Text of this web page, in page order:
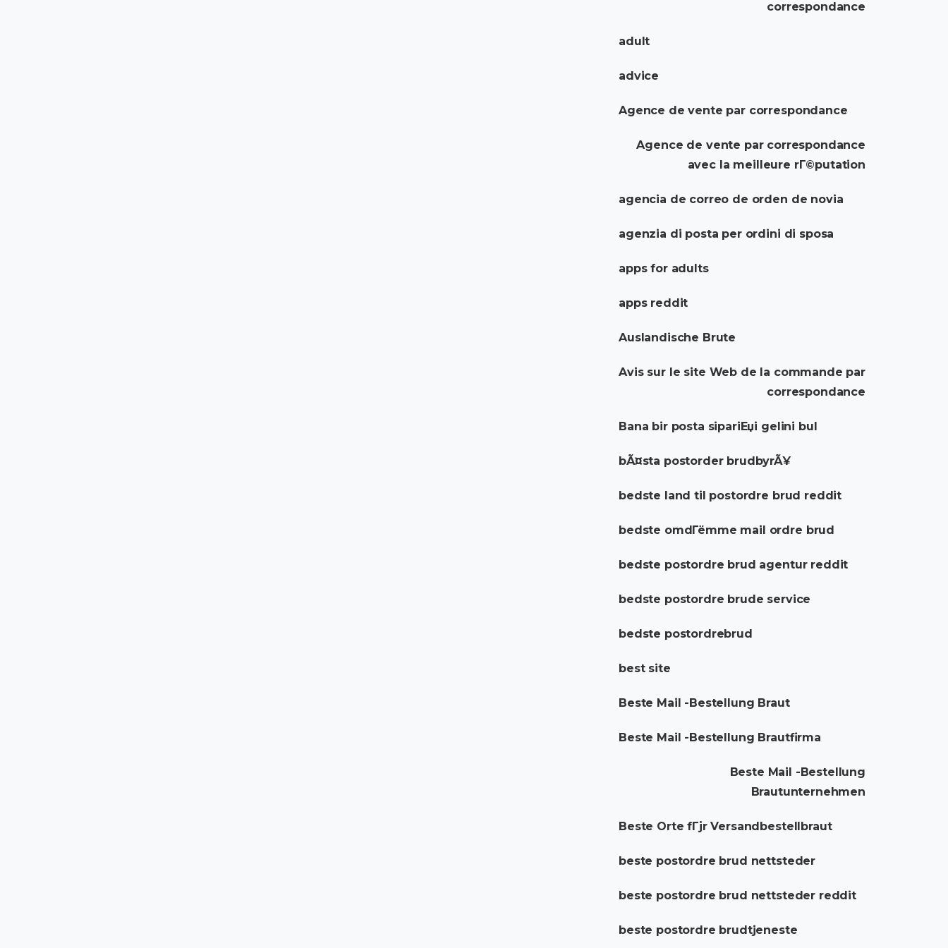
correspondance
adult
advice
Agence de vente par correspondance
Agence de vente par correspondance
avec la meilleure rГ©putation
agencia de correo de orden de novia
agenzia di posta per ordini di sposa
apps for adults
apps reddit
Auslandische Brute
Avis sur le site Web de la commande par
correspondance
Bana bir posta sipariЕџi gelini bul
bÃ¤sta postorder brudbyrÃ¥
bedste land til postordre brud reddit
bedste omdГёmme mail ordre brud
bedste postordre brud agentur reddit
bedste postordre brude service
bedste postordrebrud
best site
Beste Mail -Bestellung Braut
Beste Mail -Bestellung Brautfirma
Beste Mail -Bestellung
Brautunternehmen
Beste Orte fГјr Versandbestellbraut
beste postordre brud nettsteder
beste postordre brud nettsteder reddit
beste postordre brudtjeneste